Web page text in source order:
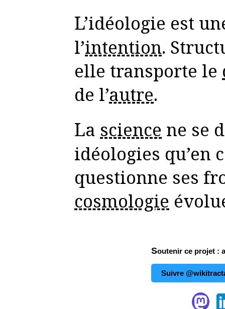
L’idéologie est une grammaire de
l’intention.
elle transporte le
de l’autre.
La science ne se
idéologies qu’en
questionne ses
cosmologie
Soutenir ce projet :
Suivre